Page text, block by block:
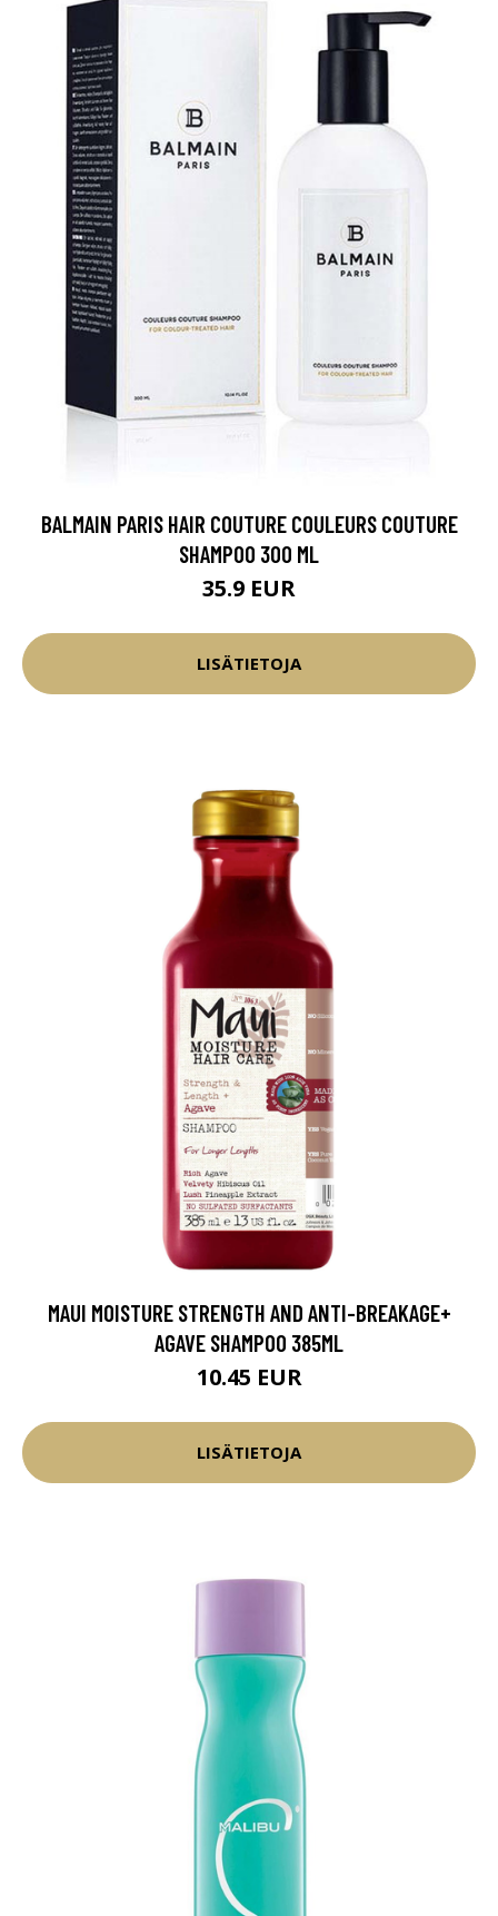
BALMAIN PARIS HAIR COUTURE COULEURS COUTURE
SHAMPOO 300 ML
35.9 EUR
LISÄTIETOJA
MAUI MOISTURE STRENGTH AND ANTI-BREAKAGE+
AGAVE SHAMPOO 385ML
10.45 EUR
LISÄTIETOJA